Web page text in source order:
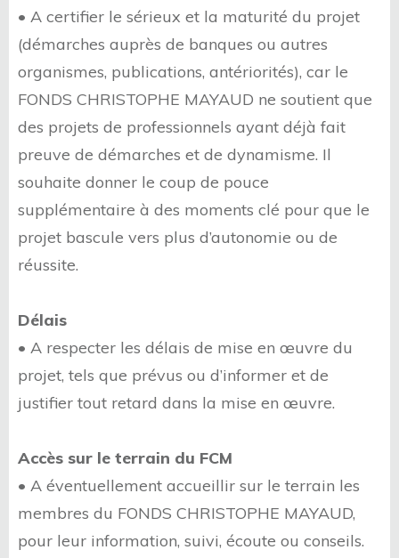
• A certifier le sérieux et la maturité du projet
(démarches auprès de banques ou autres
organismes, publications, antériorités), car le
FONDS CHRISTOPHE MAYAUD ne soutient que
des projets de professionnels ayant déjà fait
preuve de démarches et de dynamisme. Il
souhaite donner le coup de pouce
supplémentaire à des moments clé pour que le
projet bascule vers plus d’autonomie ou de
réussite.
Délais
• A respecter les délais de mise en œuvre du
projet, tels que prévus ou d’informer et de
justifier tout retard dans la mise en œuvre.
Accès sur le terrain du FCM
• A éventuellement accueillir sur le terrain les
membres du FONDS CHRISTOPHE MAYAUD,
pour leur information, suivi, écoute ou conseils.